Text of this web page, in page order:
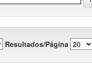
Resultados/Página